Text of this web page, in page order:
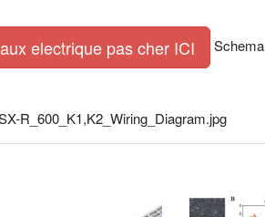
electrique pas cher ICI
R_600_K1,K2_Wiring_Diagram.jpg